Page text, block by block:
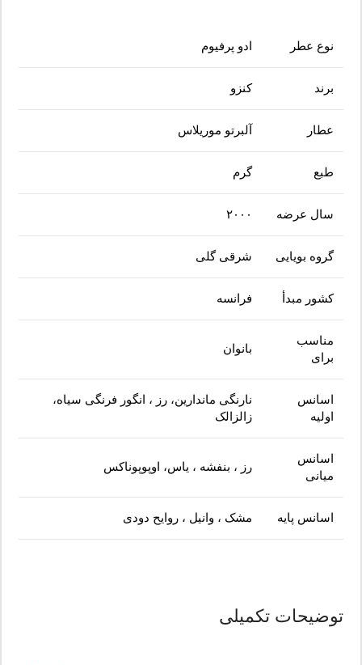
نوع عطر ادو پرفیوم
برند کنزو
عطار آلبرتو موریلاس
طبع گرم
سال عرضه ۲۰۰۰
گروه بویایی شرقی گلی
کشور مبدأ فرانسه
مناسب
برای
بانوان
اسانس
اولیه
نارنگی ماندارین، رز ، انگور فرنگی سیاه،
زالزالک
اسانس
میانی
رز ، بنفشه ، یاس، اوپوپوناکس
اسانس پایه مشک ، وانیل ، روایح دودی
توضیحات تکمیلی